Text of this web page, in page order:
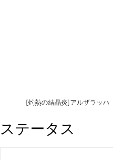
[灼熱の結晶炎]アルザラッハ
ステータス